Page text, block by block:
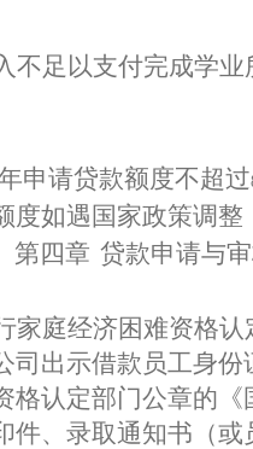
不足以支付完成学业
申请贷款额度不超过
如遇国家政策调整
第四章 贷款申请与
家庭经济困难资格
出示借款员工身
格认定部门公章的
、录取通知书（或